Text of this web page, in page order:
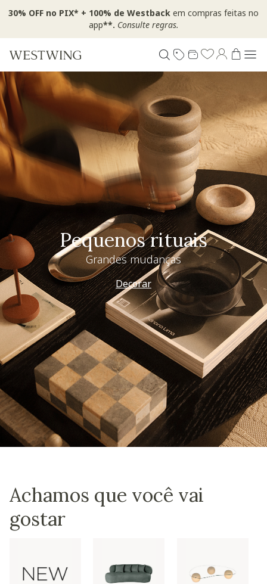
30% OFF no PIX* + 100% de Westback em compras feitas no
app**. Consulte regras.
Pequenos rituais
Grandes mudanças
Decorar
Achamos que você vai
gostar